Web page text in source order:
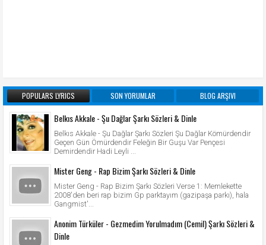
POPULARS LYRICS SON YORUMLAR BLOG ARŞIVI
Belkıs Akkale - Şu Dağlar Şarkı Sözleri & Dinle
Belkıs Akkale - Şu Dağlar Şarkı Sözleri Şu Dağlar Kömürdendir
Geçen Gün Ömürdendir Feleğin Bir Guşu Var Pençesi
Demirdendir Hadi Leyli ...
Mister Geng - Rap Bizim Şarkı Sözleri & Dinle
Mister Geng - Rap Bizim Şarkı Sözleri Verse 1: Memlekette
2008'den beri rap bizim Gp parktayım (gazipaşa parkı), hala
Gangmist'...
Anonim Türküler - Gezmedim Yorulmadım (Cemil) Şarkı Sözleri &
Dinle